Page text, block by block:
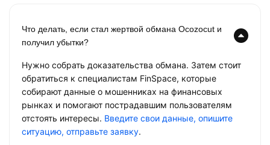
Что делать, если стал жертвой обмана Ocozocut и
получил убытки?
Нужно собрать доказательства обмана. Затем стоит
обратиться к специалистам FinSpace, которые
собирают данные о мошенниках на финансовых
рынках и помогают пострадавшим пользователям
отстоять интересы. Введите свои данные, опишите
ситуацию, отправьте заявку.